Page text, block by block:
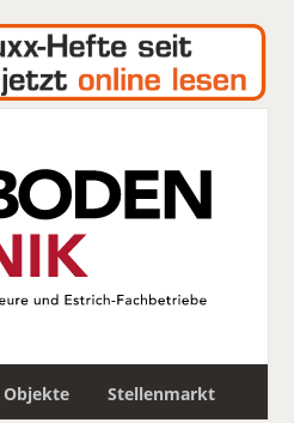
Objekte Stellenmarkt